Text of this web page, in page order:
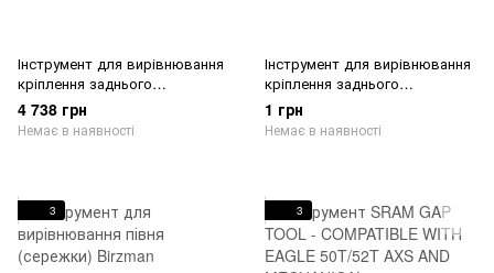
Інструмент для вирівнювання
кріплення заднього
перемикача Unior Tools Hanger
genie - Hanger alignment tool
4 738 грн
Немає в наявності
Інструмент для вирівнювання
кріплення заднього
перемикача Unior Tools Hanger
genie - Hanger alignment tool
1 грн
Немає в наявності
3 3